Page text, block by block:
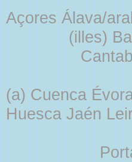
Açores Álava/
(illes)
(a) Cuenca
Huesca Jaén